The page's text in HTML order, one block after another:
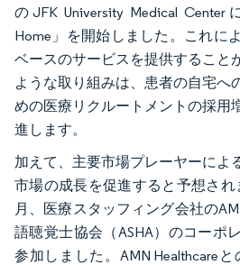
のJFK University Medical
Home」を開始しました。これに
ベースのサービスを提供すること
ような取り組みは、患者の自宅へ
めの医療リクルートメントの採用
進します。
加えて、主要市場プレーヤーによ
市場の成長を促進すると予想され
月、医療スタッフィング会社の
語聴覚士協会（ASHA）のコーポ
参加しました。AMN Healthcare